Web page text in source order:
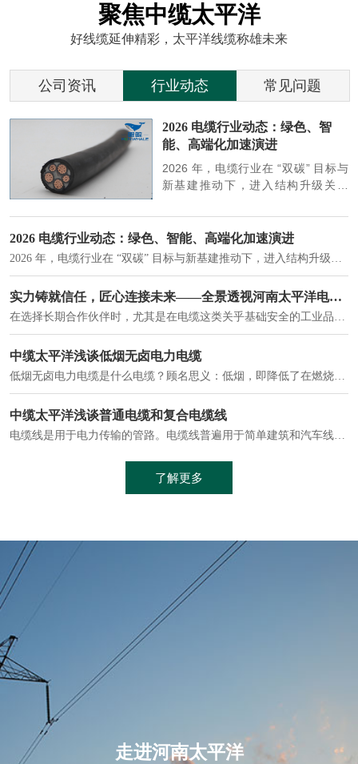
聚焦中缆太平洋
好线缆延伸精彩，太平洋线缆称雄未来
公司资讯 行业动态 常见问题
2026 电缆行业动态：绿色、智
能、高端化加速演进
2026 年，电缆行业在 “双碳” 目标与
新基建推动下，进入结构升级关键
大清晰趋势，市场格局持续优化。
2026 电缆行业动态：绿色、智能、高端化加速演进
实力铸就信任，匠心连接未来——全景透视河南太平洋电缆厂
在选择长期合作伙伴时，尤其是在电缆这类关乎基础安全的工业品上，供应商的“内在实力”远比一纸报价单更重要。今天，我们邀请您“云参观”河南太平洋电缆厂，透过每一个细节，看我们如何将“可靠”二字，铸入每一米电缆。
中缆太平洋浅谈低烟无卤电力电缆
低烟无卤电力电缆是什么电缆？顾名思义：低烟，即降低了在燃烧时有害物体的产生；卤素对于人体来说是一种有毒气体，无卤就是没有毒气体的释放，通常是针对电缆遇火灾时而言的。低烟无卤电力电缆又可以称之为环保电缆，低烟无卤电缆大多数用于医院和对环境卫生要求比较严格的地方。
中缆太平洋浅谈普通电缆和复合电缆线
电缆线是用于电力传输的管路。电缆线普遍用于简单建筑和汽车线材，作为能源输送缆线，电缆线的复杂结构勿庸置疑。根据目标功能，电缆线具有以下一些特点：建筑用和车用线材要求轻质、大批量生产、价格低廉、具有相当的电学和力学性能和长时间的耐老化性能；工业用线材必须具有符合客户要求的性能；
了解更多
走进河南太平洋